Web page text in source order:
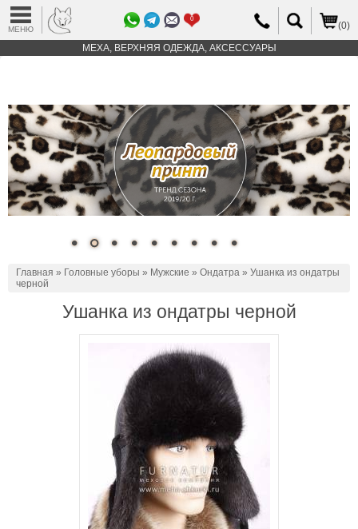
МЕНЮ
0
(0)
МЕХА, ВЕРХНЯЯ ОДЕЖДА, АКСЕССУАРЫ
Главная » Головные уборы » Мужские » Ондатра » Ушанка из ондатры
черной
Ушанка из ондатры черной